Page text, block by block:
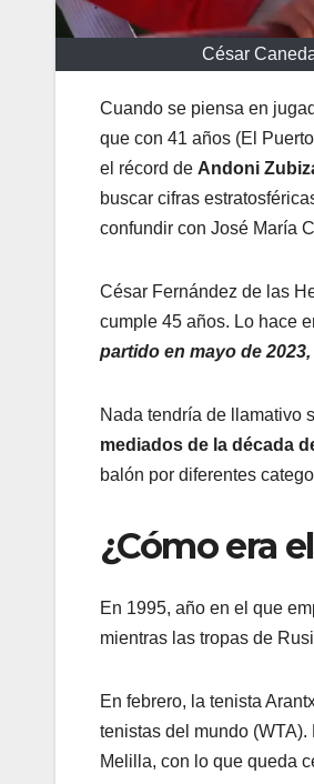
César
Cuando se piensa en
que con 41 años (El
el récord de Andoni
buscar cifras
confundir con José María
César Fernández de las
cumple 45 años. Lo hace
partido en mayo de
Nada tendría de llamativo
mediados de la década
balón por diferentes
¿Cómo era
En 1995, año en el que
mientras las tropas de
En febrero, la tenista
tenistas del mundo
Melilla, con lo que queda